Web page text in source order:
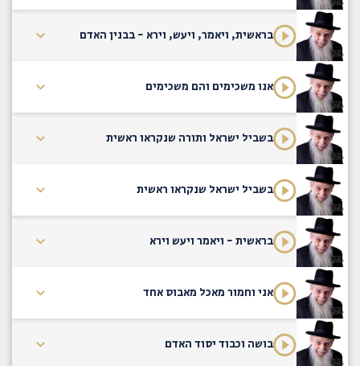
בראשית, ויאמר, ויעש, וירא - בבנין האדם
אנו משכימים והם משכימים
בשביל ישראל ותורה שנקראו ראשית
בשביל ישראל שנקראו ראשית
בראשית - ויאמר ויעש וירא
אני וחמור מאכל מאבוס אחד
בושה וכבוד יסוד האדם